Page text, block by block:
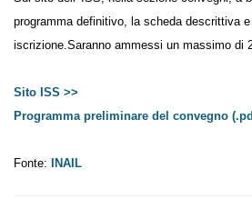
Sul sito dell' ISS, nella sezione convegni, a
programma definitivo, la scheda descrittiva
iscrizione.Saranno ammessi un massimo di
Sito ISS >>
Programma preliminare del convegno
Fonte: INAIL